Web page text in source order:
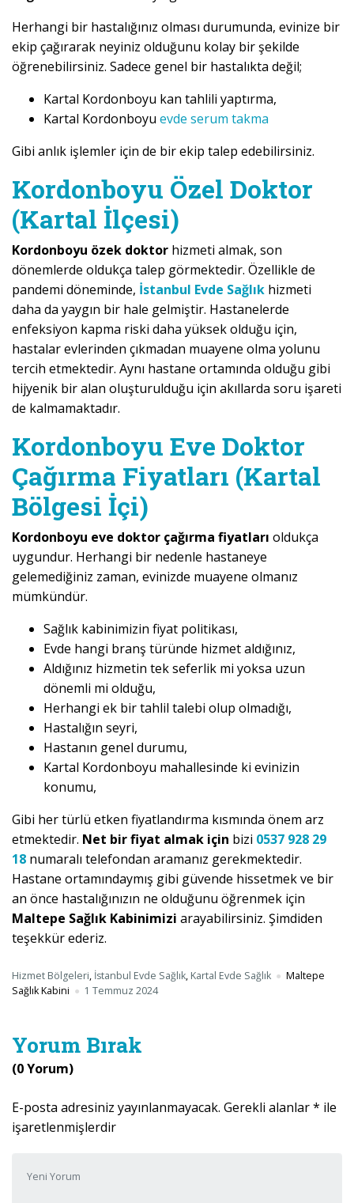
Herhangi bir hastalığınız olması durumunda, evinize bir
ekip çağırarak neyiniz olduğunu kolay bir şekilde
öğrenebilirsiniz. Sadece genel bir hastalıkta değil;
Kartal Kordonboyu kan tahlili yaptırma,
Kartal Kordonboyu evde serum takma
Gibi anlık işlemler için de bir ekip talep edebilirsiniz.
Kordonboyu Özel Doktor
(Kartal İlçesi)
Kordonboyu özek doktor hizmeti almak, son
dönemlerde oldukça talep görmektedir. Özellikle de
pandemi döneminde, İstanbul Evde Sağlık hizmeti
daha da yaygın bir hale gelmiştir. Hastanelerde
enfeksiyon kapma riski daha yüksek olduğu için,
hastalar evlerinden çıkmadan muayene olma yolunu
tercih etmektedir. Aynı hastane ortamında olduğu gibi
hijyenik bir alan oluşturulduğu için akıllarda soru işareti
de kalmamaktadır.
Kordonboyu Eve Doktor
Çağırma Fiyatları (Kartal
Bölgesi İçi)
Kordonboyu eve doktor çağırma fiyatları oldukça
uygundur. Herhangi bir nedenle hastaneye
gelemediğiniz zaman, evinizde muayene olmanız
mümkündür.
Sağlık kabinimizin fiyat politikası,
Evde hangi branş türünde hizmet aldığınız,
Aldığınız hizmetin tek seferlik mi yoksa uzun
dönemli mi olduğu,
Herhangi ek bir tahlil talebi olup olmadığı,
Hastalığın seyri,
Hastanın genel durumu,
Kartal Kordonboyu mahallesinde ki evinizin
konumu,
Gibi her türlü etken fiyatlandırma kısmında önem arz
etmektedir. Net bir fiyat almak için bizi 0537 928 29
18 numaralı telefondan aramanız gerekmektedir.
Hastane ortamındaymış gibi güvende hissetmek ve bir
an önce hastalığınızın ne olduğunu öğrenmek için
Maltepe Sağlık Kabinimizi arayabilirsiniz. Şimdiden
teşekkür ederiz.
Hizmet Bölgeleri, İstanbul Evde Sağlık, Kartal Evde Sağlık
Maltepe
Sağlık Kabini
1 Temmuz 2024
Yorum Bırak
(0 Yorum)
E-posta adresiniz yayınlanmayacak. Gerekli alanlar* ile
işaretlenmişlerdir